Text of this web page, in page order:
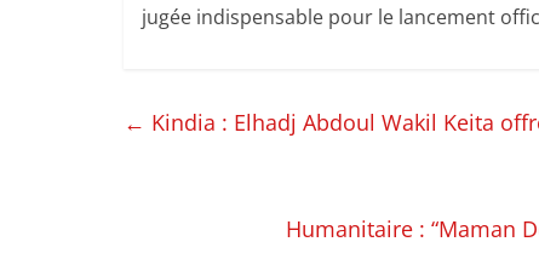
jugée indispensable pour le lancement
← Kindia : Elhadj Abdoul Wakil Keita
Humanitaire : “Maman